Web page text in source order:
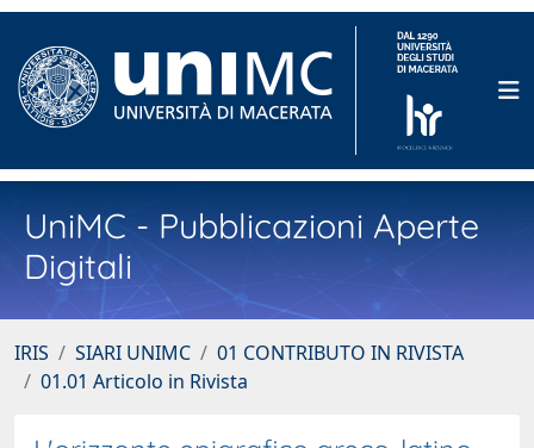
UniMC - Pubblicazioni Aperte
Digitali
IRIS SIARI UNIMC
01 CONTRIBUTO IN RIVISTA
01.01 Articolo in Rivista